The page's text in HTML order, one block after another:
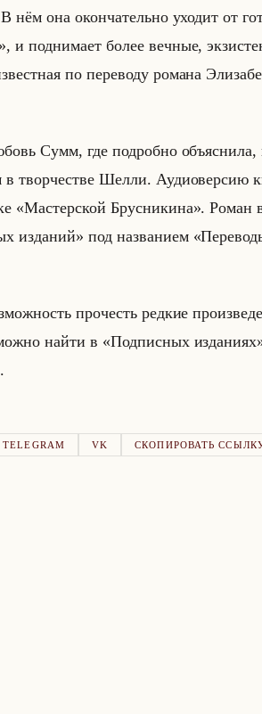
нём она окон­ча­тельно ухо­дит от
и под­ни­ма­ет более веч­ные,
по пе­ре­во­ду ро­ма­на
Сумм, где по­дроб­но
твор­че­стве Шелли. Аудио­вер­сию
«Мастерской Брусникина». Роман
изданий» под на­зва­ни­ем
про­честь ред­кие
найти в «Подписных
TELEGRAM VK СКОПИРОВАТЬ